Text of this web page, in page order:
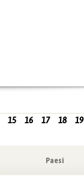
15 16 17 18 19
Paesi